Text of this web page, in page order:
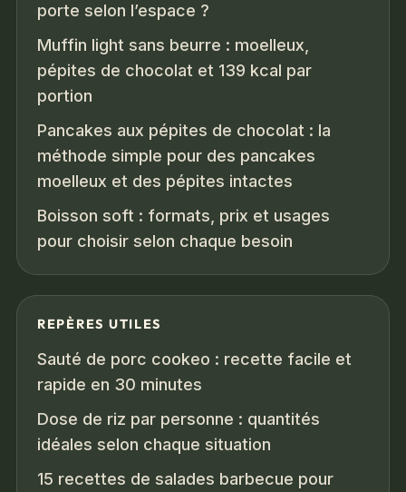
porte selon l’espace ?
Muffin light sans beurre : moelleux,
pépites de chocolat et 139 kcal par
portion
Pancakes aux pépites de chocolat : la
méthode simple pour des pancakes
moelleux et des pépites intactes
Boisson soft : formats, prix et usages
pour choisir selon chaque besoin
REPÈRES UTILES
Sauté de porc cookeo : recette facile et
rapide en 30 minutes
Dose de riz par personne : quantités
idéales selon chaque situation
15 recettes de salades barbecue pour